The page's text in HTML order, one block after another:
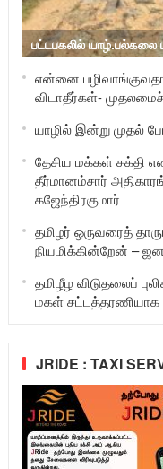
பட்டபகலில்
என்னை
விடாதீர்கள்-
யாழில் இன்று முதல்
தேசிய மக்கள் சக்தி
தீர்மானம்சார்
கஜேந்திரகுமார்
தமிழர் ஒருவரைத்
நியமிக்கின்றேன் –
தமிழீழ விடுதலைப்
மகள் சட்டத்தரணியாக
JRIDE : TAXI